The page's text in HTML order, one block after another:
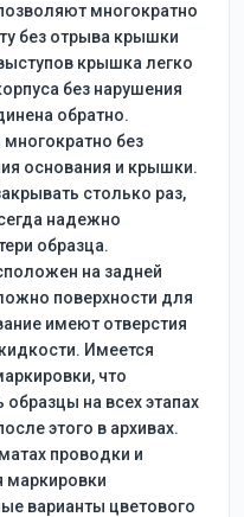
многократно
без отрыва крышки
крышка легко
без нарушения
обратно.
без
основания и крышки.
столько раз,
надежно
образца.
на задней
поверхности для
имеют отверстия
Имеется
что
на всех этапах
этого в архивах.
проводки и
маркировки
варианты цветового